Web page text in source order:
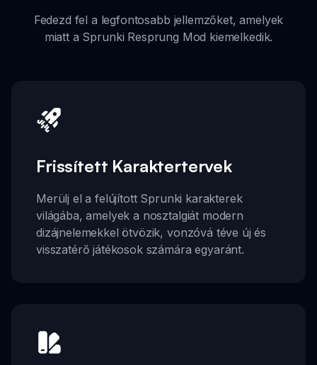
Fedezd fel a legfontosabb jellemzőket, amelyek
miatt a Sprunki Resprung Mod kiemelkedik.
Frissített Karaktertervek
Merülj el a felújított Sprunki karakterek
világába, amelyek a nosztalgiát modern
dizájnelemekkel ötvözik, vonzóvá téve új és
visszatérő játékosok számára egyaránt.